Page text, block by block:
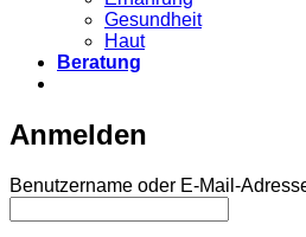
Gesundheit
Haut
Beratung
Anmelden
Benutzername oder E-Mail-